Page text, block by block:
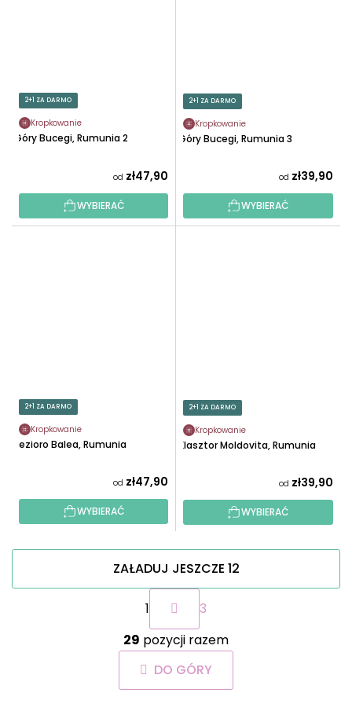
2+1 ZA DARMO
Kropkowanie
Góry Bucegi, Rumunia 2
od zł47,90
WYBIERAĆ
2+1 ZA DARMO
Kropkowanie
Góry Bucegi, Rumunia 3
od zł39,90
WYBIERAĆ
2+1 ZA DARMO
Kropkowanie
Jezioro Balea, Rumunia
od zł47,90
WYBIERAĆ
2+1 ZA DARMO
Kropkowanie
Klasztor Moldovita, Rumunia
od zł39,90
WYBIERAĆ
K
o
n
t
r
ZAŁADUJ JESZCZE 12
P
a
g
i
n
a
c
1
3
29 pozycji razem
DO GÓRY